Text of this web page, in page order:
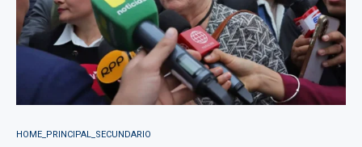
HOME_PRINCIPAL_SECUNDARIO